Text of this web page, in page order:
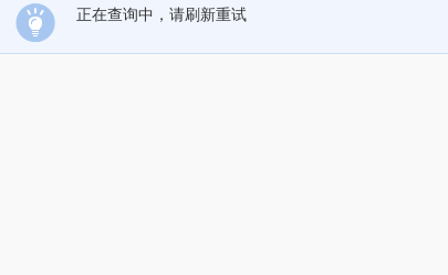
正在查询中，请刷新重试